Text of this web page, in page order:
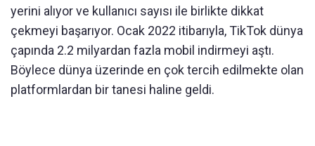
yerini alıyor ve kullanıcı sayısı ile birlikte dikkat
çekmeyi başarıyor. Ocak 2022 itibarıyla, TikTok dünya
çapında 2.2 milyardan fazla mobil indirmeyi aştı.
Böylece dünya üzerinde en çok tercih edilmekte olan
platformlardan bir tanesi haline geldi.